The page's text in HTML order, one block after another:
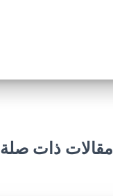
مقالات ذات صلة